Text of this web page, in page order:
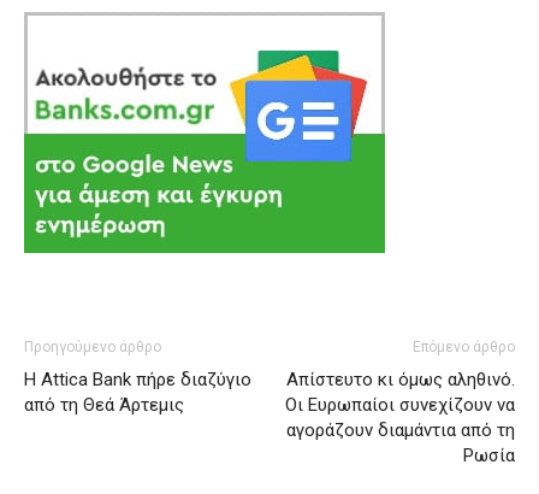
Προηγούμενο άρθρο
H Attica Bank πήρε διαζύγιο
από τη Θεά Άρτεμις
Επόμενο άρθρο
Απίστευτο κι όμως αληθινό.
Οι Ευρωπαίοι συνεχίζουν να
αγοράζουν διαμάντια από τη
Ρωσία